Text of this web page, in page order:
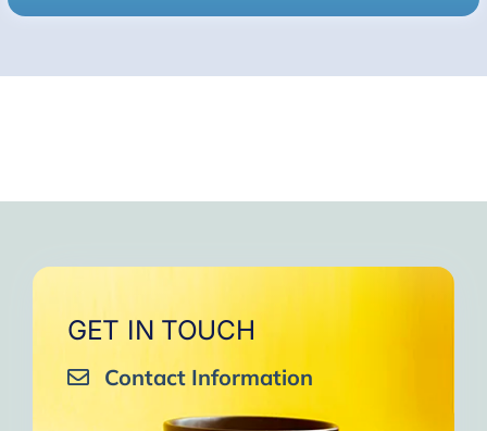
GET IN TOUCH
Contact Information